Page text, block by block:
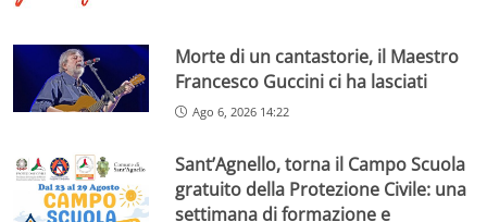
Morte di un cantastorie, il Maestro
Francesco Guccini ci ha lasciati
Ago 6, 2026 14:22
Sant’Agnello, torna il Campo Scuola
gratuito della Protezione Civile: una
settimana di formazione e